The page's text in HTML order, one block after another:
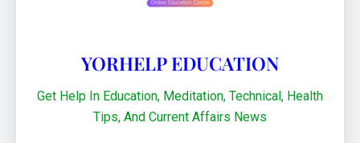
YORHELP EDUCATION
Get Help In Education, Meditation, Technical, Health
Tips, And Current Affairs News